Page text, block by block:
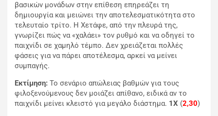
βασικών μονάδων στην επίθεση επηρεάζει τη
δημιουργία και μειώνει την αποτελεσματικότητα στο
τελευταίο τρίτο. Η Χετάφε, από την πλευρά της,
γνωρίζει πώς να «χαλάει» τον ρυθμό και να οδηγεί το
παιχνίδι σε χαμηλό τέμπο. Δεν χρειάζεται πολλές
φάσεις για να πάρει αποτέλεσμα, αρκεί να μείνει
συμπαγής.
Εκτίμηση: Το σενάριο απώλειας βαθμών για τους
φιλοξενούμενους δεν μοιάζει απίθανο, ειδικά αν το
παιχνίδι μείνει κλειστό για μεγάλο διάστημα. 1Χ (2,30)